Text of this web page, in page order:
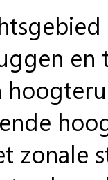
en
zonale